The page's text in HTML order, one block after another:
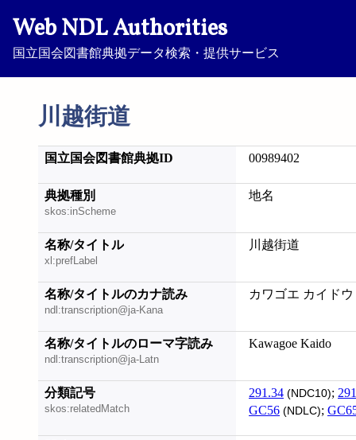
Web NDL Authorities
国立国会図書館典拠データ検索・提供サービス
川越街道
国立国会図書館典拠ID 00989402
典拠種別
skos:inScheme
地名
名称/タイトル
xl:prefLabel
川越街道
名称/タイトルのカナ読み
ndl:transcription@ja-Kana
カワゴエ カイドウ
名称/タイトルのローマ字読み
ndl:transcription@ja-Latn
Kawagoe Kaido
分類記号
skos:relatedMatch
291.34 (NDC10);
GC56 (NDLC);